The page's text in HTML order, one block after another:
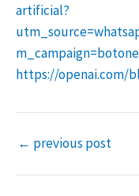
artificial?
https://openai.com/
← previous post